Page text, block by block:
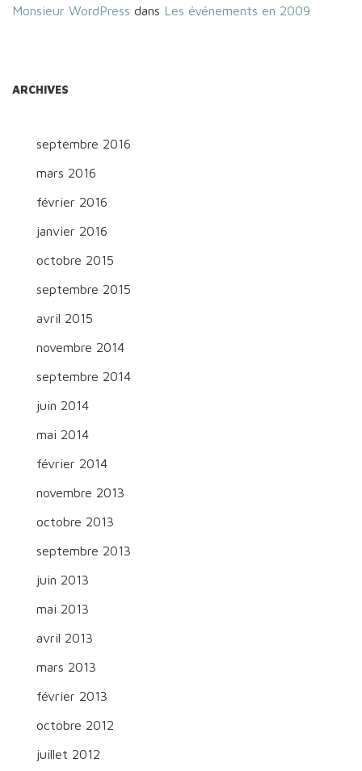
Monsieur WordPress dans Les événements en 2009
ARCHIVES
septembre 2016
mars 2016
février 2016
janvier 2016
octobre 2015
septembre 2015
avril 2015
novembre 2014
septembre 2014
juin 2014
mai 2014
février 2014
novembre 2013
octobre 2013
septembre 2013
juin 2013
mai 2013
avril 2013
mars 2013
février 2013
octobre 2012
juillet 2012